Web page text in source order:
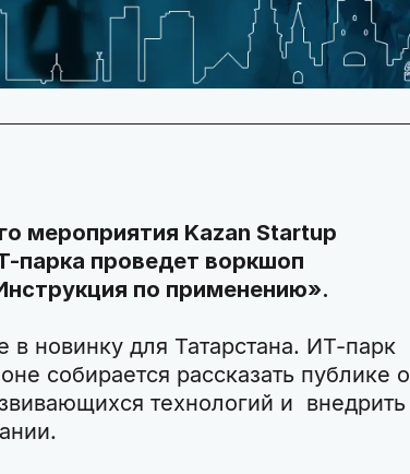
мероприятия Kazan Startup
парка проведет воркшоп
по применению».
новинку для Татарстана. ИТ-парк
собирается рассказать публике о
технологий и внедрить